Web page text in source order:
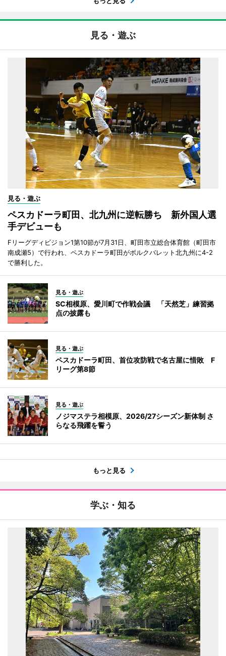
見る・遊ぶ
見る・遊ぶ
ペスカドーラ町田、北九州に逆転勝ち 新外国人選
手デビューも
Fリーグディビジョン1第10節が7月31日、町田市立総合体育館（町田市
南成瀬5）で行われ、ペスカドーラ町田がボルクバレット北九州に4-2
で勝利した。
見る・遊ぶ
SC相模原、愛川町で作戦会議 「天然芝」練習拠
点の披露も
見る・遊ぶ
ペスカドーラ町田、首位攻防戦で名古屋に惜敗 F
リーグ第8節
見る・遊ぶ
ノジマステラ相模原、2026/27シーズン新体制 さ
らなる飛躍を誓う
もっと見る
学ぶ・知る